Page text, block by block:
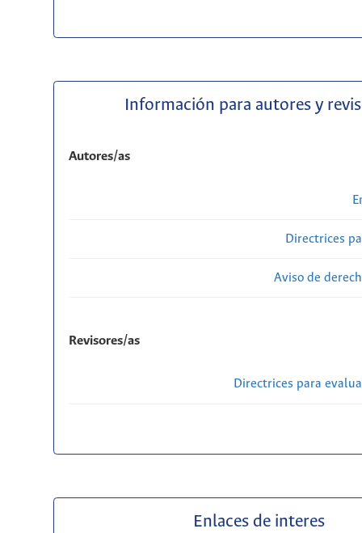
Información para autores y
Autores/as
Directrices
Aviso de
Revisores/as
Directrices para
Enlaces de interes